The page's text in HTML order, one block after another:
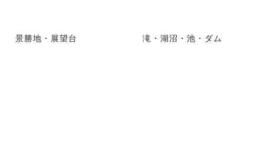
景勝地・展望台 滝・湖沼・池・ダム